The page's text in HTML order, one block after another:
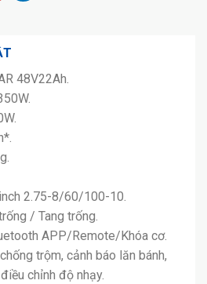
48V22Ah.
2.75-8/60/100-10.
/ Tang trống.
APP/Remote/Khóa cơ.
trộm, cảnh báo lăn bánh,
chỉnh độ nhạy.